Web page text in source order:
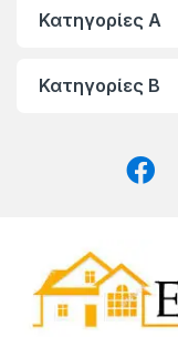
Κατηγορίες A
Κατηγορίες Β